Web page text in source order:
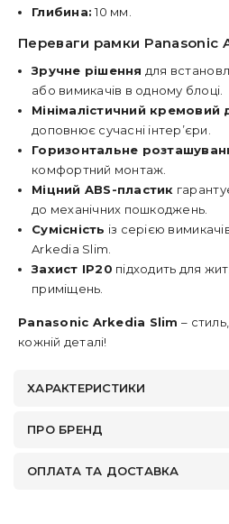
Глибина: 10 мм.
Переваги рамки Panasonic
Зручне рішення для
або вимикачів в одному блоці.
Мінімалістичний кремовий
доповнює сучасні інтер’єри.
Горизонтальне
комфортний монтаж.
Міцний ABS-пластик
до механічних пошкоджень.
Сумісність із серією
Arkedia Slim.
Захист IP20 підходить для
приміщень.
Panasonic Arkedia Slim –
кожній деталі!
ХАРАКТЕРИСТИКИ
ПРО БРЕНД
ОПЛАТА ТА ДОСТАВКА